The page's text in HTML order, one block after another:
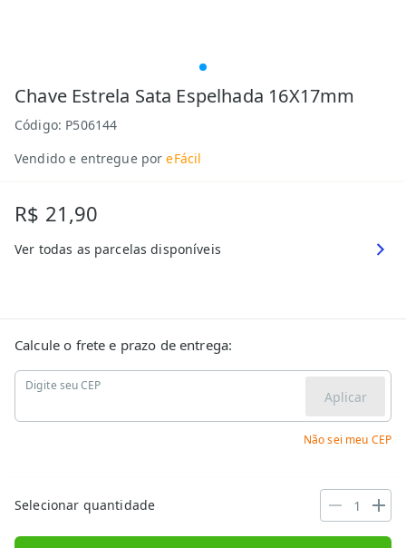
Chave Estrela Sata Espelhada 16X17mm
Código: P506144
Vendido e entregue por eFácil
R$ 21,90
Ver todas as parcelas disponíveis
Calcule o frete e prazo de entrega:
Digite seu CEP
Aplicar
Não sei meu CEP
Selecionar quantidade